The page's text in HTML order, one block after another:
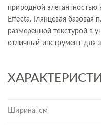
природной элегантностью
Effecta. Глянцевая базовая
размеренной текстурой в
отличный инструмент для
Ширина, см